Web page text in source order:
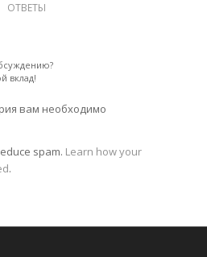
ОТВЕТЫ
вклад!
вам необходимо
spam. Learn how your
.